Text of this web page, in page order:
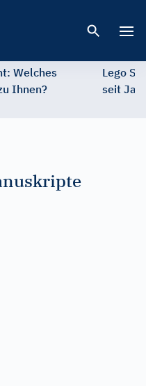
Welches
Ihnen?
Lego
seit